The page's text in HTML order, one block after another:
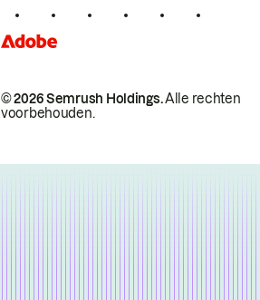
© 2026 Semrush Holdings.Alle rechten
voorbehouden.